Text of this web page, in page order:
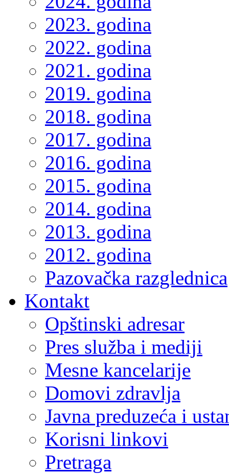
2023. godina
2022. godina
2021. godina
2019. godina
2018. godina
2017. godina
2016. godina
2015. godina
2014. godina
2013. godina
2012. godina
Pazovačka razglednica
Kontakt
Opštinski adresar
Pres služba i mediji
Mesne kancelarije
Domovi zdravlja
Javna preduzeća i
Korisni linkovi
Pretraga